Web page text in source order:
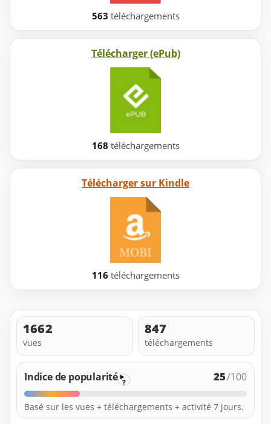
563 téléchargements
Télécharger (ePub)
168 téléchargements
Télécharger sur Kindle
116 téléchargements
1662
vues
847
téléchargements
Indice de popularité ? 25/100
Basé sur les vues + téléchargements + activité 7 jours.